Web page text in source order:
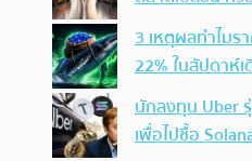
3 เหตุผลทำไมร
22% ในสัปดาห์เ
นักลงทุน Uber
เพื่อไปซื้อ